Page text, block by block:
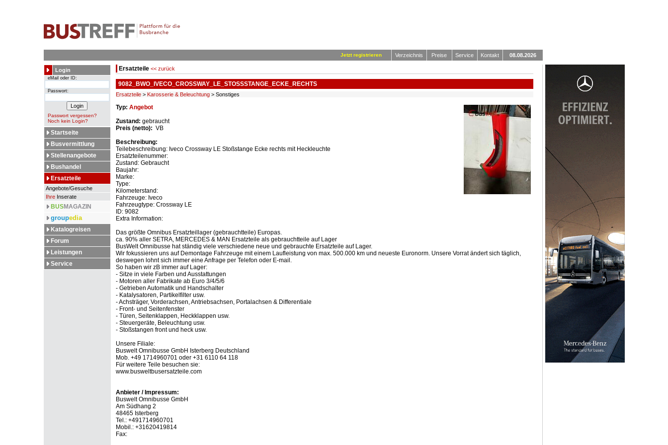
Jetzt registrieren Verzeichnis Preise Service Kontakt 08.08.2026
Login
eMail oder ID:
Passwort:
Passwort vergessen?
Noch kein Login?
Startseite
Busvermittlung
Stellenangebote
Bushandel
Ersatzteile
Angebote/Gesuche
IhreInserate
BUSMAGAZIN
groupedia
Katalogreisen
Forum
Leistungen
Service
Ersatzteile << zurück
9082_BWO_IVECO_CROSSWAY_LE_STOSSSTANGE_ECKE_RECHTS
Ersatzteile> Karosserie & Beleuchtung> Sonstiges
Typ: Angebot
Zustand: gebraucht
Preis (netto): VB
Beschreibung:
Teilebeschreibung: Iveco Crossway LE Stoßstange Ecke rechts mit Heckleuchte
Ersatzteilenummer:
Zustand: Gebraucht
Baujahr:
Marke:
Type:
Kilometerstand:
Fahrzeuge: Iveco
Fahrzeugtype: Crossway LE
ID: 9082
Extra Information:
Das größte Omnibus Ersatzteillager (gebrauchtteile) Europas.
ca. 90% aller SETRA, MERCEDES & MAN Ersatzteile als gebrauchtteile auf Lager
BusWelt Omnibusse hat ständig viele verschiedene neue und gebrauchte Ersatzteile auf Lager.
Wir fokussieren uns auf Demontage Fahrzeuge mit einem Laufleistung von max. 500.000 km und neueste Euronorm. Unsere Vorrat ändert sich täglich,
deswegen lohnt sich immer eine Anfrage per Telefon oder E-mail.
So haben wir zB immer auf Lager:
- Sitze in viele Farben und Ausstattungen
- Motoren aller Fabrikate ab Euro 3/4/5/6
- Getrieben Automatik und Handschalter
- Katalysatoren, Partikelfilter usw.
- Achsträger, Vorderachsen, Antriebsachsen, Portalachsen & Differentiale
- Front- und Seitenfenster
- Türen, Seitenklappen, Heckklappen usw.
- Steuergeräte, Beleuchtung usw.
- Stoßstangen front und heck usw.
Unsere Filiale:
Buswelt Omnibusse GmbH Isterberg Deutschland
Mob. +49 1714960701 oder +31 6110 64 118
Für weitere Teile besuchen sie:
www.busweltbusersatzteile.com
Anbieter / Impressum:
Buswelt Omnibusse GmbH
Am Südhang 2
48465 Isterberg
Tel.: +491714960701
Mobil.: +31620419814
Fax: